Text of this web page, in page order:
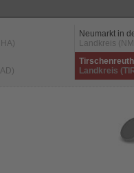
Neumarkt in
Landkreis
Tirschenreuth
Landkreis